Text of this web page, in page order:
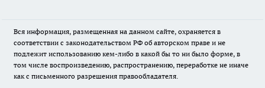
Вся информация, размещенная на данном сайте, охраняется в
соответствии с законодательством РФ об авторском праве и не
подлежит использованию кем-либо в какой бы то ни было форме, в
том числе воспроизведению, распространению, переработке не иначе
как с письменного разрешения правообладателя.